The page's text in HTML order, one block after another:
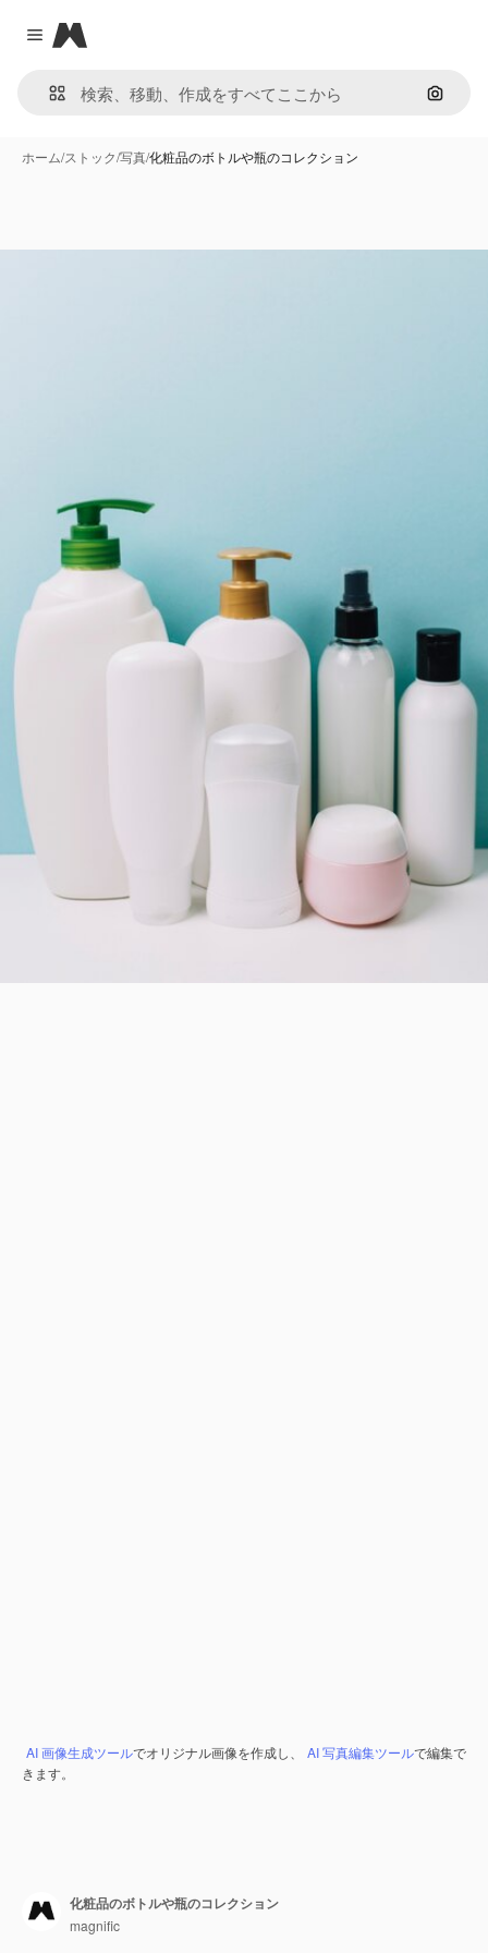
Close menu
Magnific
画像で
ホーム/ストック/写真/化粧品のボトルや瓶のコレクション
AI 画像生成ツールでオリジナル画像を作成し、 AI 写真編集ツールで編集で
きます。
化粧品のボトルや瓶のコレクション
magnific